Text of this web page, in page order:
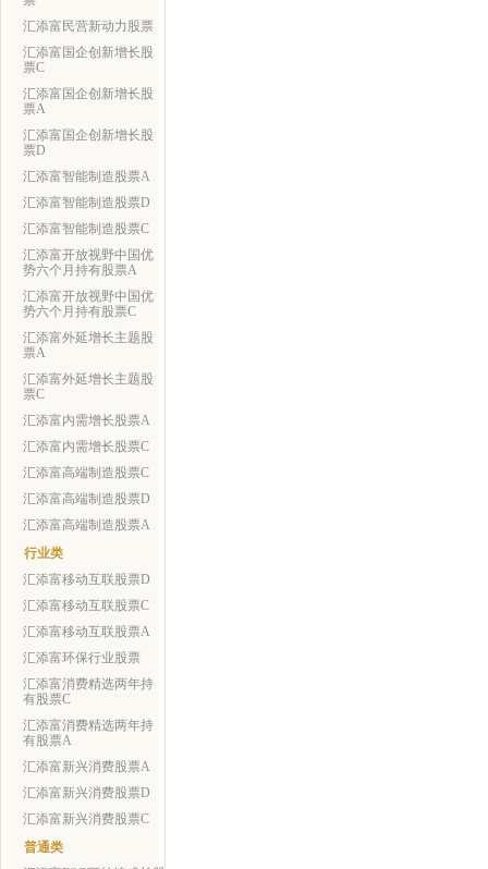
汇添富民营新动力股票
汇添富国企创新增长股
票C
汇添富国企创新增长股
票A
汇添富国企创新增长股
票D
汇添富智能制造股票A
汇添富智能制造股票D
汇添富智能制造股票C
汇添富开放视野中国优
势六个月持有股票A
汇添富开放视野中国优
势六个月持有股票C
汇添富外延增长主题股
票A
汇添富外延增长主题股
票C
汇添富内需增长股票A
汇添富内需增长股票C
汇添富高端制造股票C
汇添富高端制造股票D
汇添富高端制造股票A
行业类
汇添富移动互联股票D
汇添富移动互联股票C
汇添富移动互联股票A
汇添富环保行业股票
汇添富消费精选两年持
有股票C
汇添富消费精选两年持
有股票A
汇添富新兴消费股票A
汇添富新兴消费股票D
汇添富新兴消费股票C
普通类